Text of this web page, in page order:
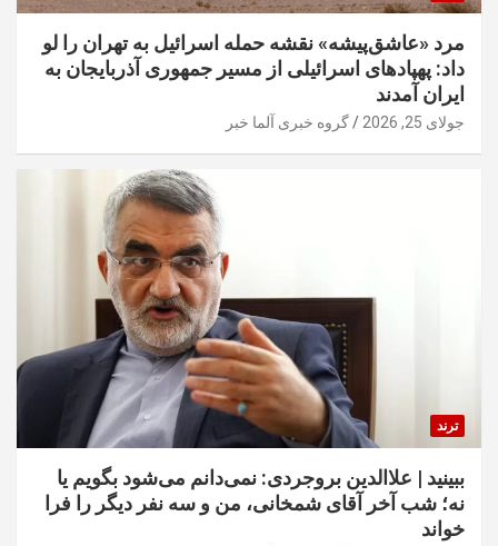
مرد «عاشق‌پیشه» نقشه حمله اسرائیل به تهران را لو
داد: پهپادهای اسرائیلی از مسیر جمهوری آذربایجان به
ایران آمدند
جولای 25, 2026 گروه خبری آلما خبر
ترند
ببینید | علاالدین بروجردی: نمی‌دانم می‌شود بگویم یا
نه؛ شب آخر آقای شمخانی، من و سه نفر دیگر را فرا
خواند